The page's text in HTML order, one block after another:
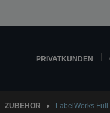
PRIVATKUNDEN
ZUBEHÖR LabelWorks